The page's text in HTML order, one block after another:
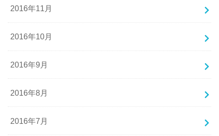
2016年11月
2016年10月
2016年9月
2016年8月
2016年7月